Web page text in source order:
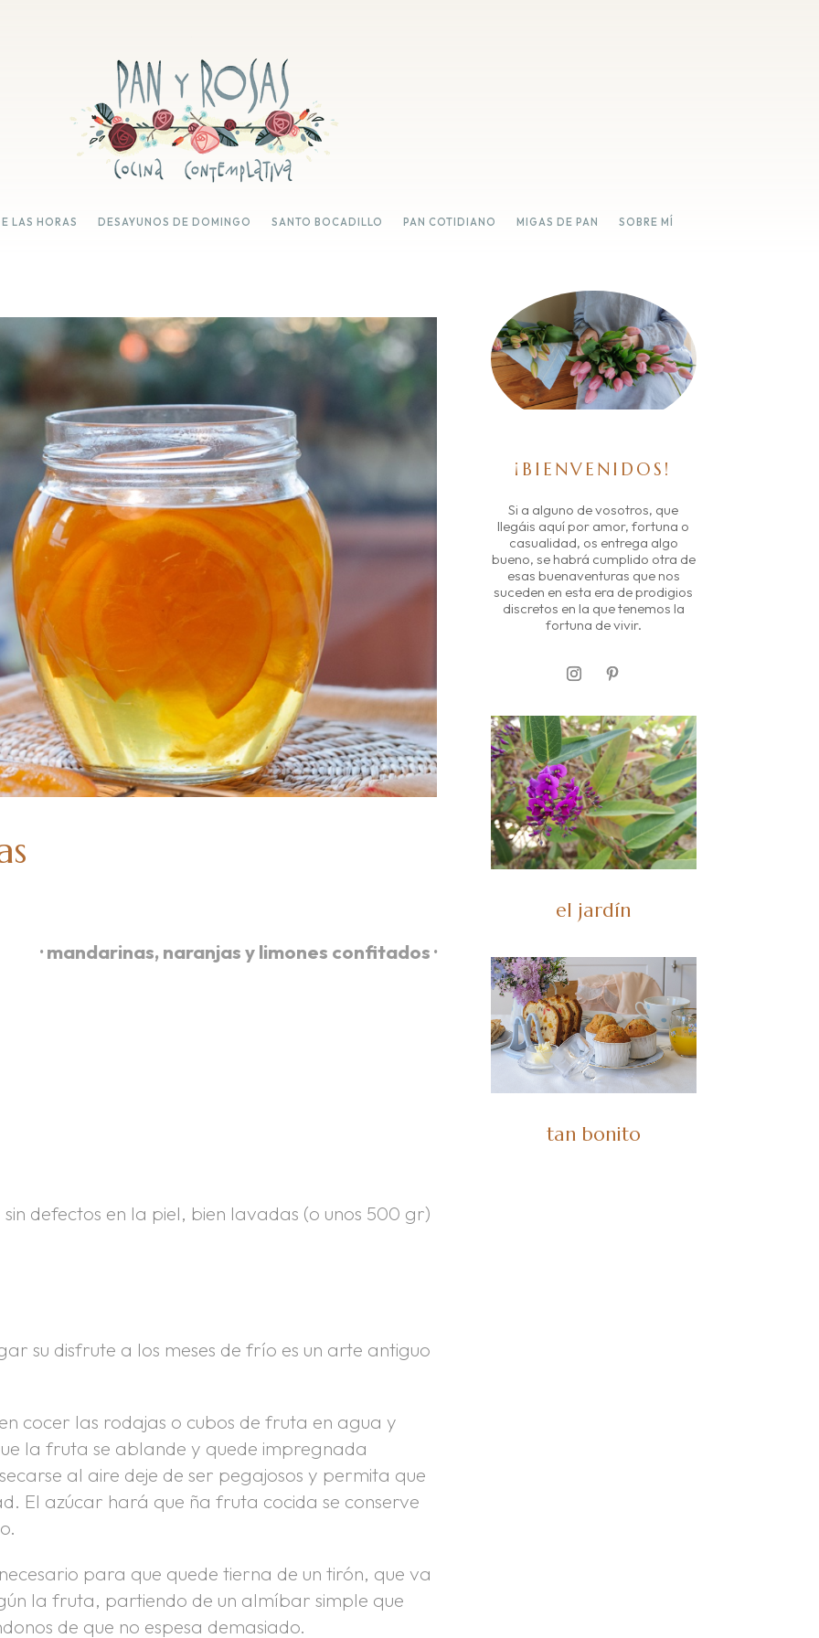
LAS HORAS DESAYUNOS DE DOMINGO SANTO BOCADILLO PAN COTIDIANO MIGAS DE PAN SOBRE MÍ
· mandarinas, naranjas y limones confitados ·
defectos en la piel, bien lavadas (o unos 500 gr)
su disfrute a los meses de frío es un arte antiguo
cocer las rodajas o cubos de fruta en agua y
la fruta se ablande y quede impregnada
al aire deje de ser pegajosos y permita que
El azúcar hará que ña fruta cocida se conserve
para que quede tierna de un tirón, que va
la fruta, partiendo de un almíbar simple que
de que no espesa demasiado.
¡BIENVENIDOS!
Si a alguno de vosotros, que
llegáis aquí por amor, fortuna o
casualidad, os entrega algo
bueno, se habrá cumplido otra de
esas buenaventuras que nos
suceden en esta era de prodigios
discretos en la que tenemos la
fortuna de vivir.
el jardín
tan bonito